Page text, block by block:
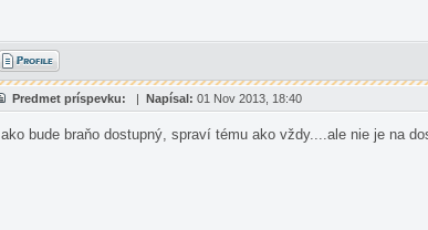
Predmet príspevku: | Napísal: 01 Nov 2013, 18:40
ako bude braňo dostupný, spraví tému ako vždy....ale nie je na